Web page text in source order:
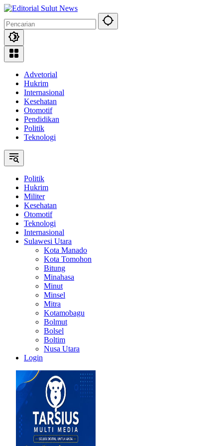
Langsung
konten
Advetorial
Hukrim
Internasional
Kesehatan
Otomotif
Pendidikan
Politik
Teknologi
Politik
Hukrim
Militer
Kesehatan
Otomotif
Teknologi
Internasional
Sulawesi Utara
Kota Manado
Kota Tomohon
Bitung
Minahasa
Minut
Minsel
Mitra
Kotamobagu
Bolmut
Bolsel
Boltim
Nusa Utara
Login